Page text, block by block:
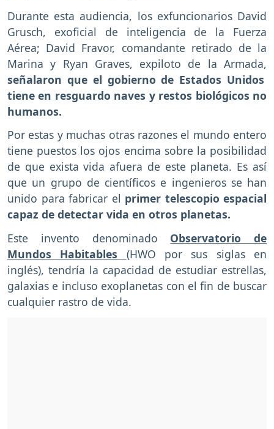
Durante esta audiencia, los exfuncionarios David
Grusch, exoficial de inteligencia de la Fuerza
Aérea; David Fravor, comandante retirado de la
Marina y Ryan Graves, expiloto de la Armada,
señalaron que el gobierno de Estados Unidos
tiene en resguardo naves y restos biológicos no
humanos.
Por estas y muchas otras razones el mundo entero
tiene puestos los ojos encima sobre la posibilidad
de que exista vida afuera de este planeta. Es así
que un grupo de científicos e ingenieros se han
unido para fabricar el primer telescopio espacial
capaz de detectar vida en otros planetas.
Este invento denominado Observatorio de
Mundos Habitables (HWO por sus siglas en
inglés), tendría la capacidad de estudiar estrellas,
galaxias e incluso exoplanetas con el fin de buscar
cualquier rastro de vida.